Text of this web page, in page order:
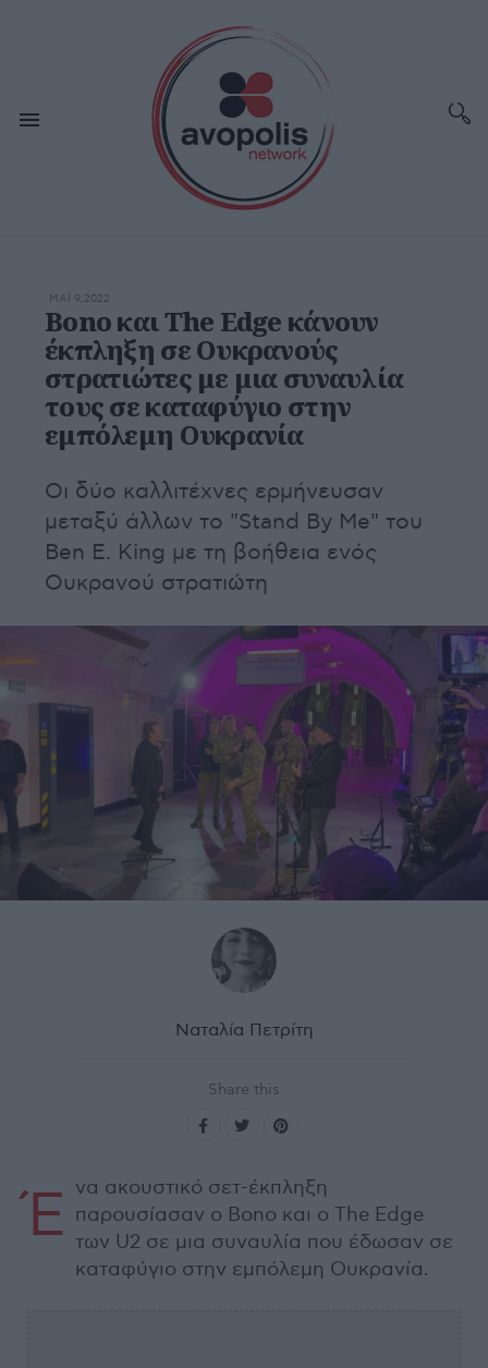
ΜΆΙ 9,2022
Bono και The Edge κάνουν
έκπληξη σε Ουκρανούς
στρατιώτες με μια συναυλία
τους σε καταφύγιο στην
εμπόλεμη Ουκρανία
Οι δύο καλλιτέχνες ερμήνευσαν
μεταξύ άλλων το "Stand By Me" του
Ben E. King με τη βοήθεια ενός
Ουκρανού στρατιώτη
Ναταλία Πετρίτη
Share this
Έ να ακουστικό σετ-έκπληξη
παρουσίασαν ο Bono και ο The Edge
των U2 σε μια συναυλία που έδωσαν σε
καταφύγιο στην εμπόλεμη Ουκρανία.